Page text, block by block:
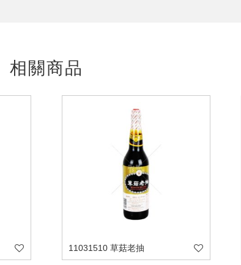
相關商品
11031510 草菇老抽